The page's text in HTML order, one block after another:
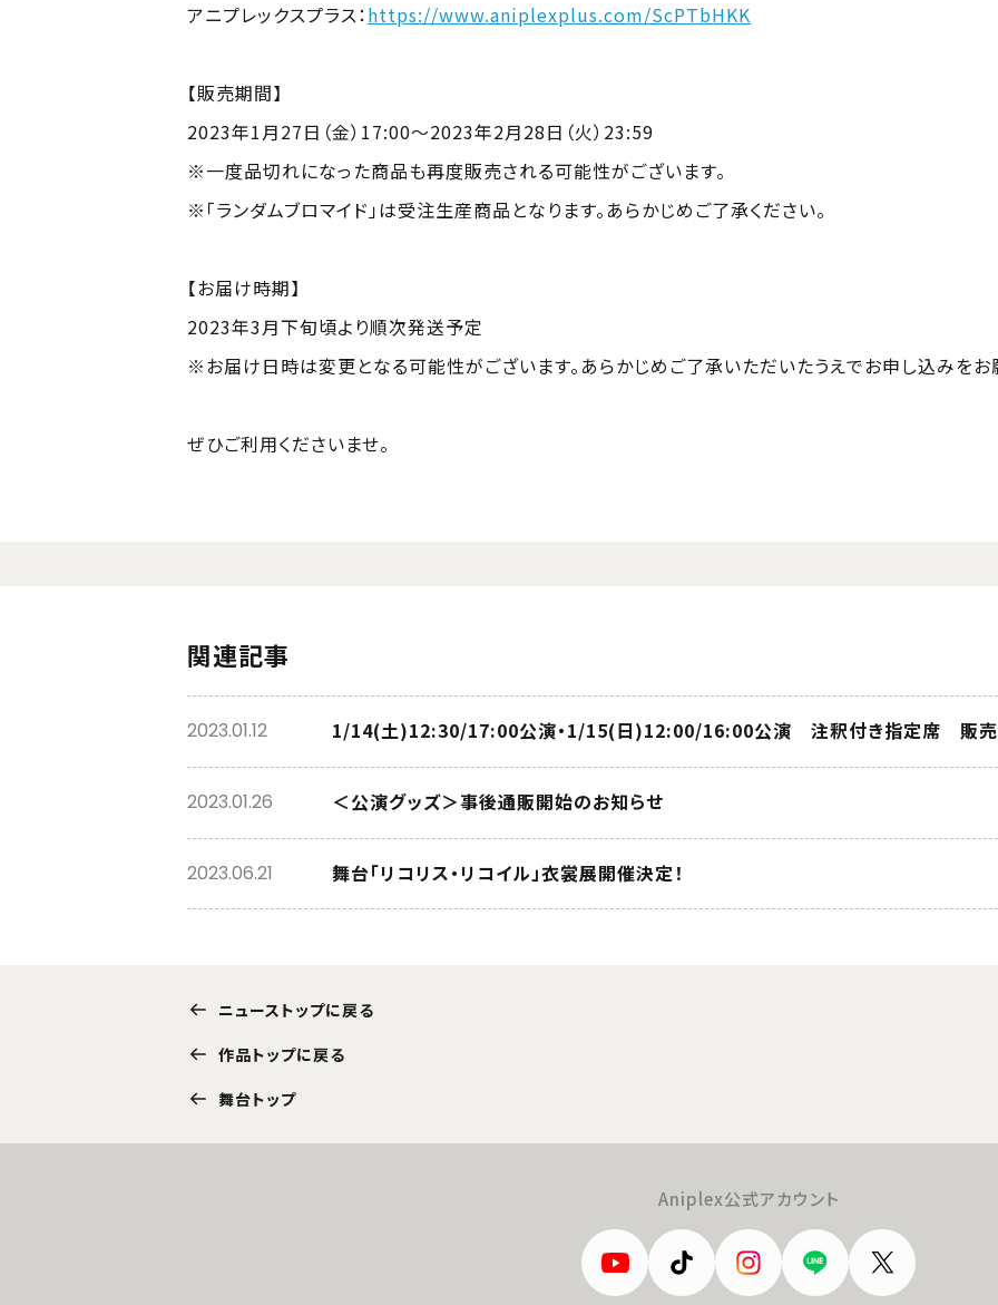
アニプレックスプラス：https://www.aniplexplus.com/ScPTbHKK
【販売期間】
2023年1月27日（金）17:00～2023年2月28日（火）23:59
※一度品切れになった商品も再度販売される可能性がございます。
※「ランダムブロマイド」は受注生産商品となります。あらかじめご了承ください。
【お届け時期】
2023年3月下旬頃より順次発送予定
※お届け日時は変更となる可能性がございます。あらかじめご了承いただいたうえでお申し込みをお
ぜひご利用くださいませ。
関連記事
1/14(土)12:30/17:00公演・1/15(日)12:00/16:00公演 注釈付き指定席 販
2023.01.12
＜公演グッズ＞事後通販開始のお知らせ
2023.01.26
舞台「リコリス・リコイル」衣裳展開催決定！
2023.06.21
ニューストップに戻る
作品トップに戻る
舞台トップ
Aniplex公式アカウント